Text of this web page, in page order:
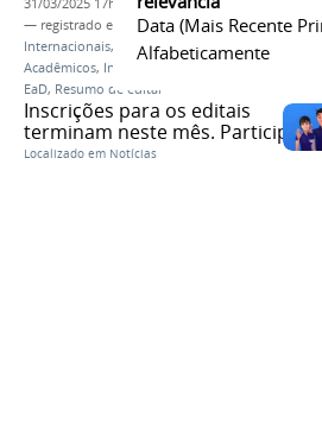
Data (mais Recente
Alfabeticamente
— registrado em:
Diretoria de Relações
Internacionais, , Curso de Inglês para Fins
Acadêmicos, Inglês Online: Quatro Habilidades
EaD, Resumo de edital
Inscrições para os editais
terminam neste mês. Participe!
Localizado em Notícias